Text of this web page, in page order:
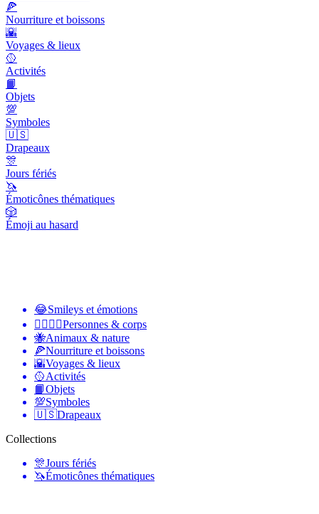
🍕
Nourriture et boissons
🌇
Voyages & lieux
🥎
Activités
📙
Objets
💯
Symboles
🇺🇸
Drapeaux
🎊
Jours fériés
🦄
Émoticônes thématiques
🎲
Émoji au hasard
😂Smileys et émotions
👩‍❤️‍💋‍👨Personnes & corps
🐝Animaux & nature
🍕Nourriture et boissons
🌇Voyages & lieux
🥎Activités
📙Objets
💯Symboles
🇺🇸Drapeaux
Collections
🎊Jours fériés
🦄Émoticônes thématiques